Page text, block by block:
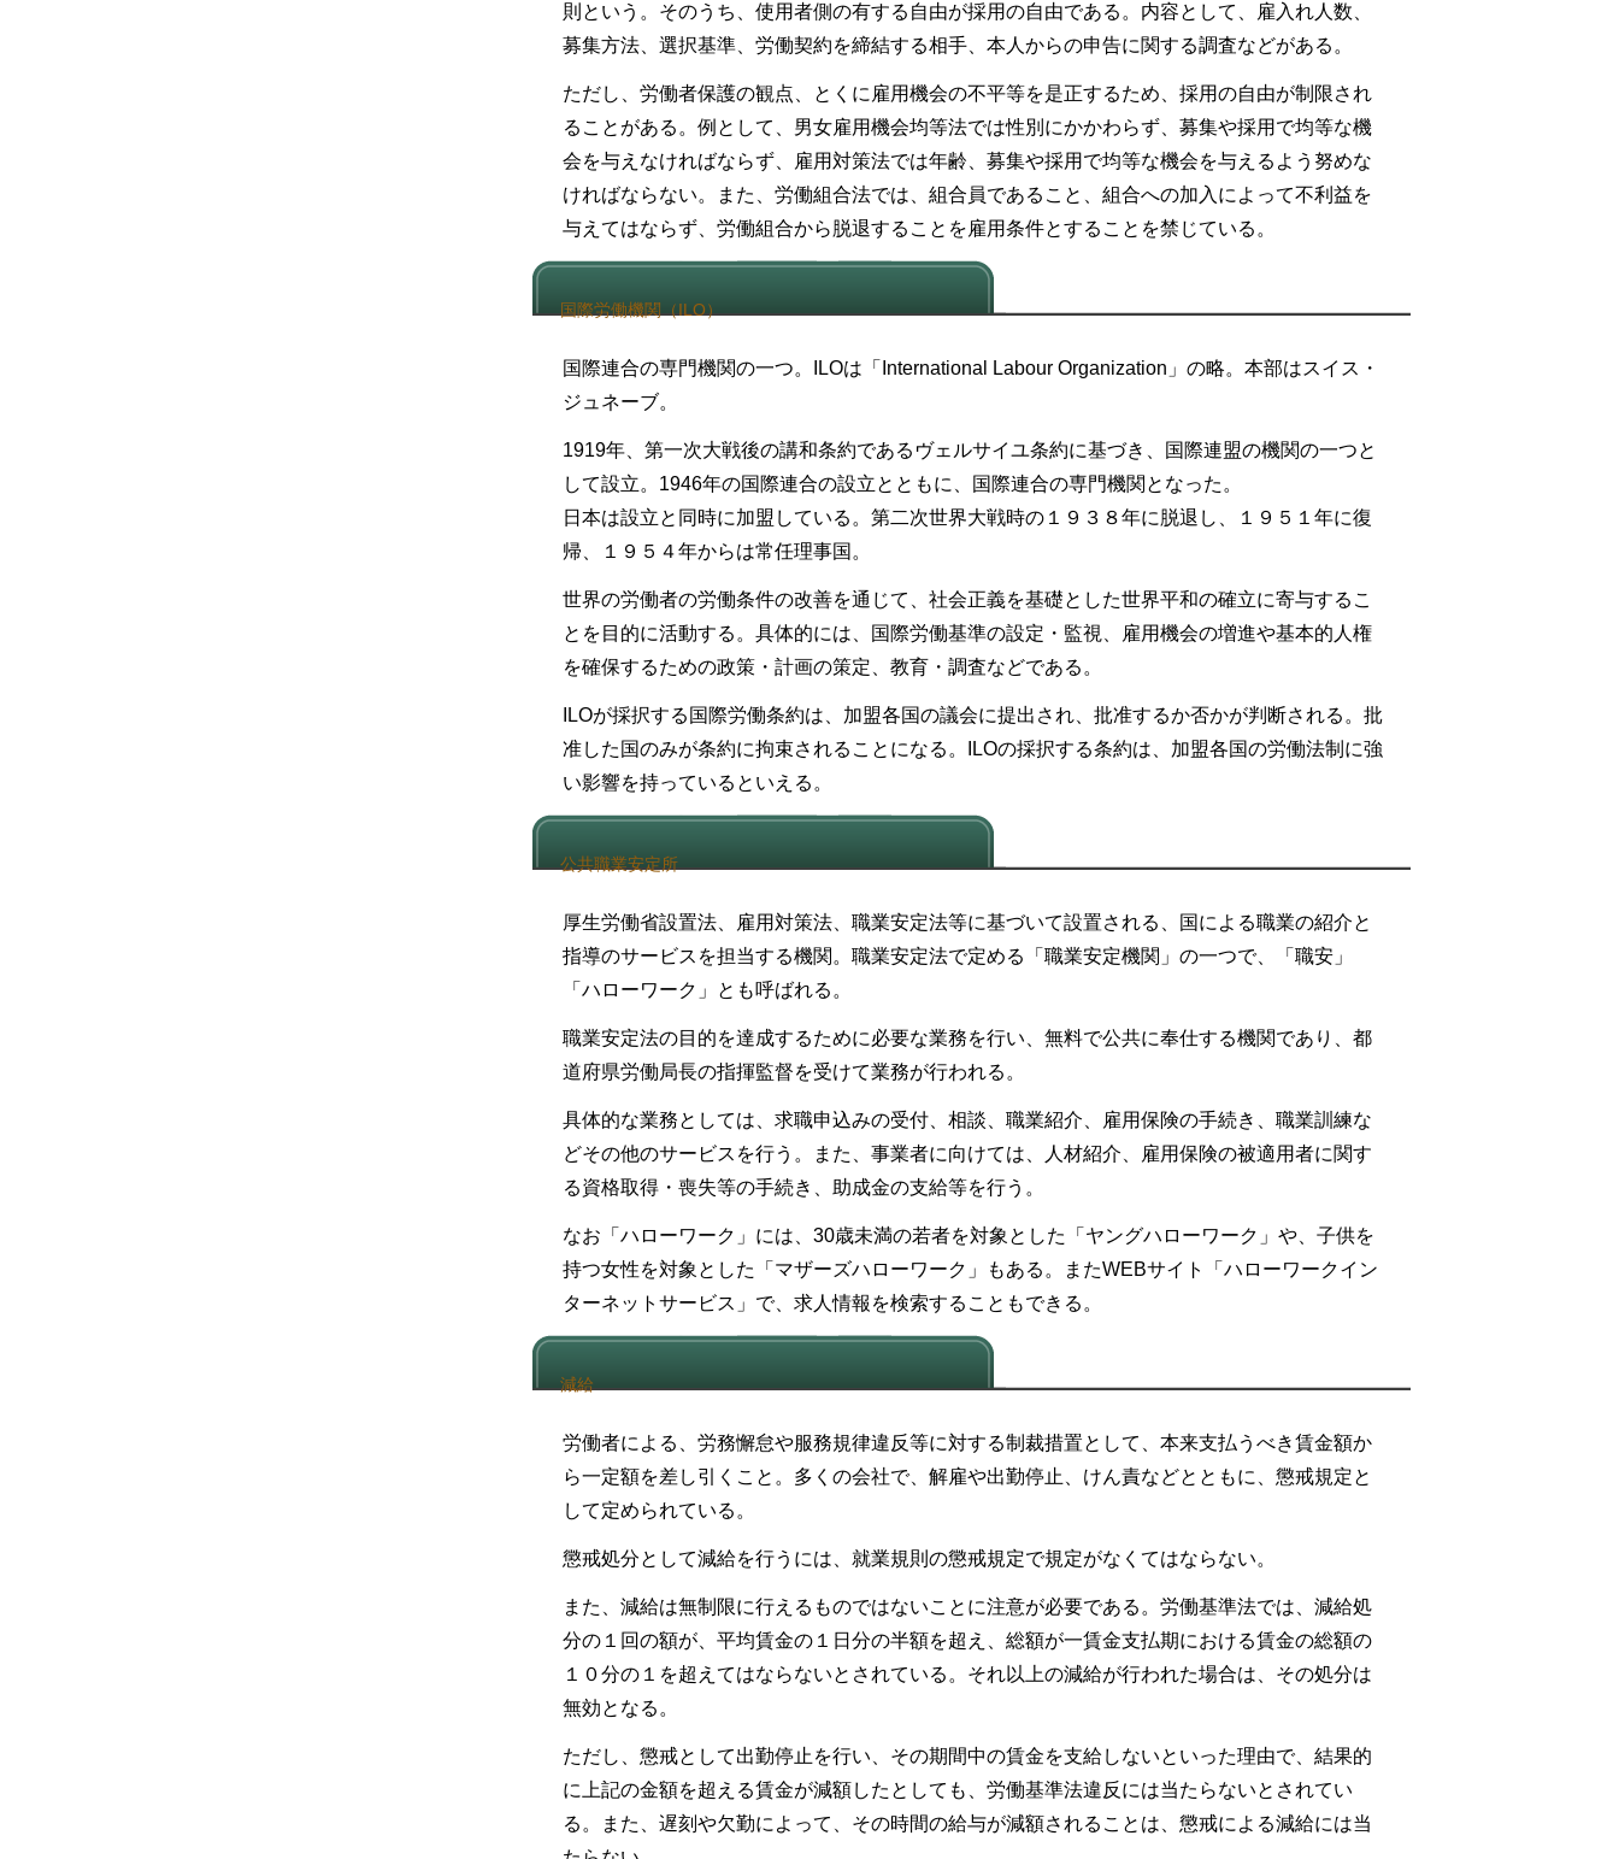
則という。そのうち、使用者側の有する自由が採用の自由である。内容として、雇入れ人数、
募集方法、選択基準、労働契約を締結する相手、本人からの申告に関する調査などがある。
ただし、労働者保護の観点、とくに雇用機会の不平等を是正するため、採用の自由が制限され
ることがある。例として、男女雇用機会均等法では性別にかかわらず、募集や採用で均等な機
会を与えなければならず、雇用対策法では年齢、募集や採用で均等な機会を与えるよう努めな
ければならない。また、労働組合法では、組合員であること、組合への加入によって不利益を
与えてはならず、労働組合から脱退することを雇用条件とすることを禁じている。
国際労働機関（ILO）
国際連合の専門機関の一つ。ILOは「International Labour Organization」の略。本部はスイス・
ジュネーブ。
1919年、第一次大戦後の講和条約であるヴェルサイユ条約に基づき、国際連盟の機関の一つと
して設立。1946年の国際連合の設立とともに、国際連合の専門機関となった。
日本は設立と同時に加盟している。第二次世界大戦時の１９３８年に脱退し、１９５１年に復
帰、１９５４年からは常任理事国。
世界の労働者の労働条件の改善を通じて、社会正義を基礎とした世界平和の確立に寄与するこ
とを目的に活動する。具体的には、国際労働基準の設定・監視、雇用機会の増進や基本的人権
を確保するための政策・計画の策定、教育・調査などである。
ILOが採択する国際労働条約は、加盟各国の議会に提出され、批准するか否かが判断される。批
准した国のみが条約に拘束されることになる。ILOの採択する条約は、加盟各国の労働法制に強
い影響を持っているといえる。
公共職業安定所
厚生労働省設置法、雇用対策法、職業安定法等に基づいて設置される、国による職業の紹介と
指導のサービスを担当する機関。職業安定法で定める「職業安定機関」の一つで、「職安」
「ハローワーク」とも呼ばれる。
職業安定法の目的を達成するために必要な業務を行い、無料で公共に奉仕する機関であり、都
道府県労働局長の指揮監督を受けて業務が行われる。
具体的な業務としては、求職申込みの受付、相談、職業紹介、雇用保険の手続き、職業訓練な
どその他のサービスを行う。また、事業者に向けては、人材紹介、雇用保険の被適用者に関す
る資格取得・喪失等の手続き、助成金の支給等を行う。
なお「ハローワーク」には、30歳未満の若者を対象とした「ヤングハローワーク」や、子供を
持つ女性を対象とした「マザーズハローワーク」もある。またWEBサイト「ハローワークイン
ターネットサービス」で、求人情報を検索することもできる。
減給
労働者による、労務懈怠や服務規律違反等に対する制裁措置として、本来支払うべき賃金額か
ら一定額を差し引くこと。多くの会社で、解雇や出勤停止、けん責などとともに、懲戒規定と
して定められている。
懲戒処分として減給を行うには、就業規則の懲戒規定で規定がなくてはならない。
また、減給は無制限に行えるものではないことに注意が必要である。労働基準法では、減給処
分の１回の額が、平均賃金の１日分の半額を超え、総額が一賃金支払期における賃金の総額の
１０分の１を超えてはならないとされている。それ以上の減給が行われた場合は、その処分は
無効となる。
ただし、懲戒として出勤停止を行い、その期間中の賃金を支給しないといった理由で、結果的
に上記の金額を超える賃金が減額したとしても、労働基準法違反には当たらないとされてい
る。また、遅刻や欠勤によって、その時間の給与が減額されることは、懲戒による減給には当